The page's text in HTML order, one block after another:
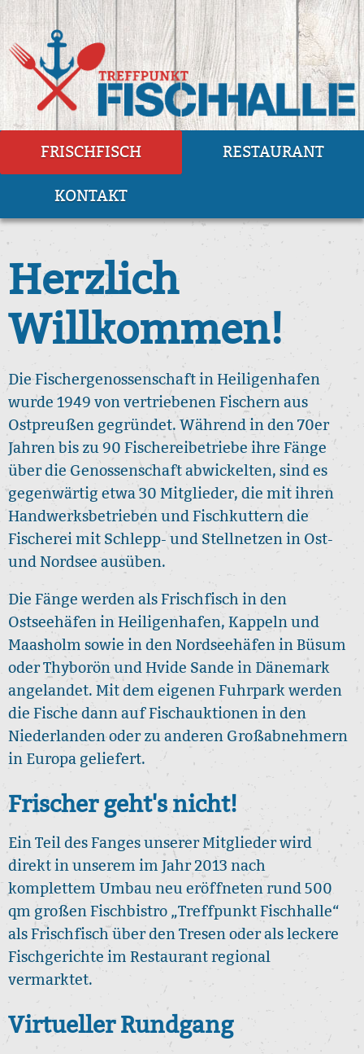
FRISCHFISCH RESTAURANT
KONTAKT
Herzlich
Willkommen!
Die Fischergenossenschaft in Heiligenhafen
wurde 1949 von vertriebenen Fischern aus
Ostpreußen gegründet. Während in den 70er
Jahren bis zu 90 Fischereibetriebe ihre Fänge
über die Genossenschaft abwickelten, sind es
gegenwärtig etwa 30 Mitglieder, die mit ihren
Handwerksbetrieben und Fischkuttern die
Fischerei mit Schlepp- und Stellnetzen in Ost-
und Nordsee ausüben.
Die Fänge werden als Frischfisch in den
Ostseehäfen in Heiligenhafen, Kappeln und
Maasholm sowie in den Nordseehäfen in Büsum
oder Thyborön und Hvide Sande in Dänemark
angelandet. Mit dem eigenen Fuhrpark werden
die Fische dann auf Fischauktionen in den
Niederlanden oder zu anderen Großabnehmern
in Europa geliefert.
Frischer geht's nicht!
Ein Teil des Fanges unserer Mitglieder wird
direkt in unserem im Jahr 2013 nach
komplettem Umbau neu eröffneten rund 500
qm großen Fischbistro „Treffpunkt Fischhalle“
als Frischfisch über den Tresen oder als leckere
Fischgerichte im Restaurant regional
vermarktet.
Virtueller Rundgang